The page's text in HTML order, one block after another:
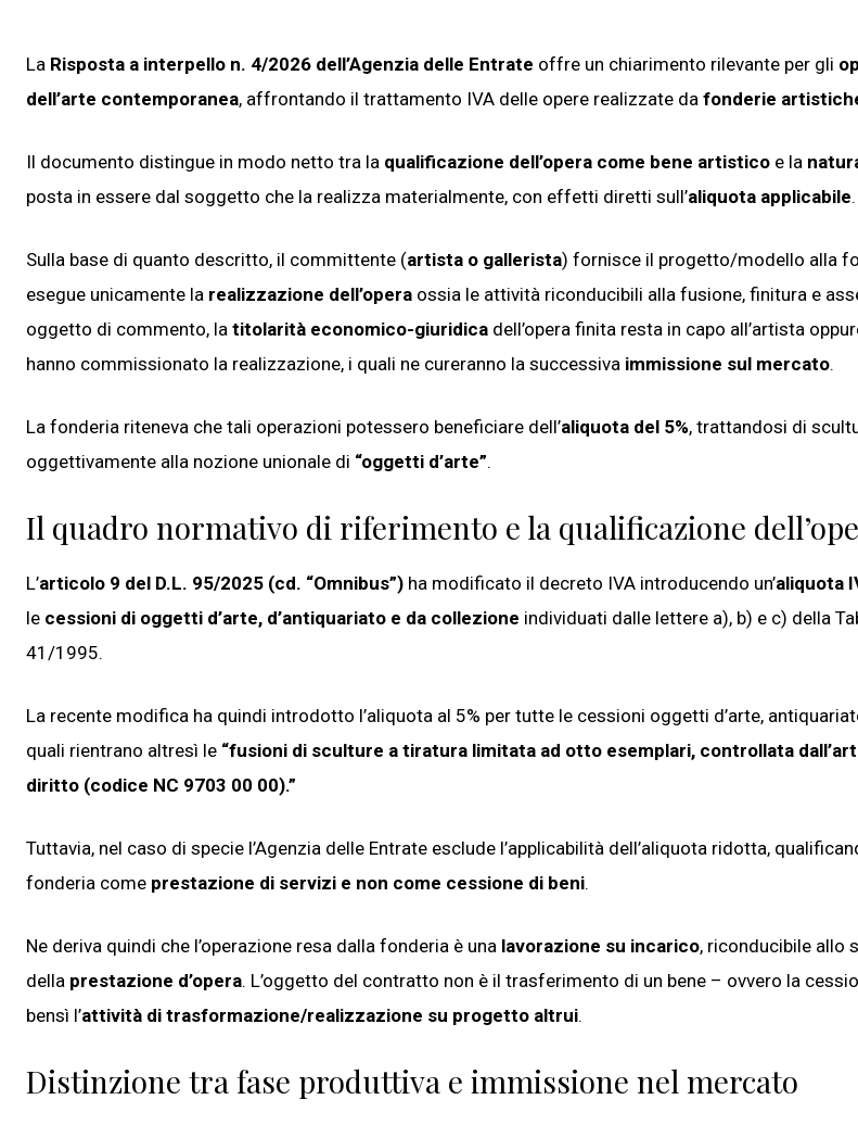
La Risposta a interpello n. 4/2026 dell’Agenzia delle Entrate offre un chiarimento rilevante per gli
dell’arte contemporanea, affrontando il trattamento IVA delle opere realizzate da fonderie
Il documento distingue in modo netto tra la qualificazione dell’opera come bene artistico e la
posta in essere dal soggetto che la realizza materialmente, con effetti diretti sull’aliquota applicabile.
Sulla base di quanto descritto, il committente (artista o gallerista) fornisce il progetto/modello alla
esegue unicamente la realizzazione dell’opera ossia le attività riconducibili alla fusione, finitura e
oggetto di commento, la titolarità economico-giuridica dell’opera finita resta in capo all’artista
hanno commissionato la realizzazione, i quali ne cureranno la successiva immissione sul mercato.
La fonderia riteneva che tali operazioni potessero beneficiare dell’aliquota del 5%, trattandosi di
oggettivamente alla nozione unionale di “oggetti d’arte”.
Il quadro normativo di riferimento e la qualificazione
L’articolo 9 del D.L. 95/2025 (cd. “Omnibus”) ha modificato il decreto IVA introducendo un’aliquota
le cessioni di oggetti d’arte, d’antiquariato e da collezione individuati dalle lettere a), b) e c) della
41/1995.
La recente modifica ha quindi introdotto l’aliquota al 5% per tutte le cessioni oggetti d’arte,
quali rientrano altresì le “fusioni di sculture a tiratura limitata ad otto esemplari, controllata
diritto (codice NC 9703 00 00).”
Tuttavia, nel caso di specie l’Agenzia delle Entrate esclude l’applicabilità dell’aliquota ridotta,
fonderia come prestazione di servizi e non come cessione di beni.
Ne deriva quindi che l’operazione resa dalla fonderia è una lavorazione su incarico, riconducibile allo
della prestazione d’opera. L’oggetto del contratto non è il trasferimento di un bene – ovvero la
bensì l’attività di trasformazione/realizzazione su progetto altrui.
Distinzione tra fase produttiva e immissione nel mercato